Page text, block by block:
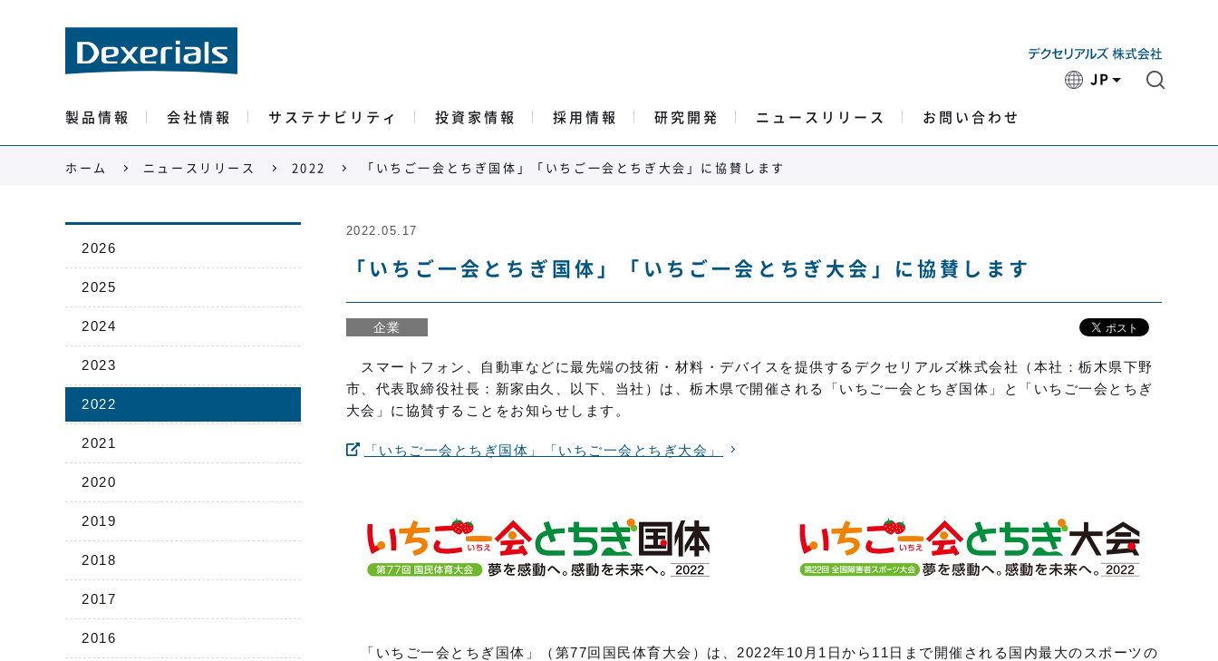
JP
製品情報 会社情報 サステナビリティ 投資家情報 採用情報 研究開発 ニュースリリース お問い合わせ
ホーム ニュースリリース 2022 「いちご一会とちぎ国体」「いちご一会とちぎ大会」に協賛します
「いちご一会とちぎ国体」「いちご一会とちぎ大会」に協賛します
企業
2022.05.17
スマートフォン、自動車などに最先端の技術・材料・デバイスを提供するデクセリアルズ株式会社（本社：栃木県下野
市、代表取締役社長：新家由久、以下、当社）は、栃木県で開催される「いちご一会とちぎ国体」と「いちご一会とちぎ
大会」に協賛することをお知らせします。
「いちご一会とちぎ国体」「いちご一会とちぎ大会」
「いちご一会とちぎ国体」（第77回国民体育大会）は、2022年10月1日から11日まで開催される国内最大のスポーツの
2026
2025
2024
2023
2022
2021
2020
2019
2018
2017
2016